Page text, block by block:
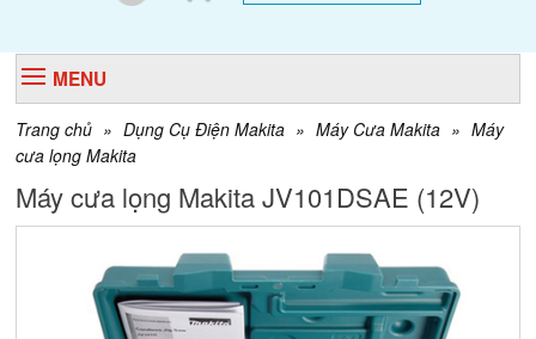
MENU
Trang chủ » Dụng Cụ Điện Makita » Máy Cưa Makita » Máy
cưa lọng Makita
Máy cưa lọng Makita JV101DSAE (12V)